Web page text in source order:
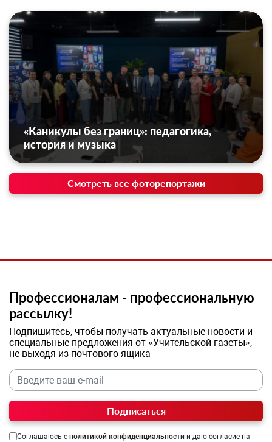
«Каникулы без границ»: педагогика,
история и музыка
Смотреть все фоторепортажи
Профессионалам - профессиональную
рассылку!
Подпишитесь, чтобы получать актуальные новости и
специальные предложения от «Учительской газеты»,
не выходя из почтового ящика
Подписаться
Соглашаюсь с политикой конфиденциальности и даю согласие на